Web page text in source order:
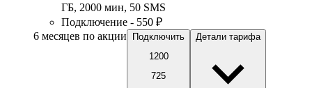
ГБ, 2000 мин, 50 SMS
Подключение - 550 ₽
6 месяцев по акции
Подключить
1200
725
Детали тарифа